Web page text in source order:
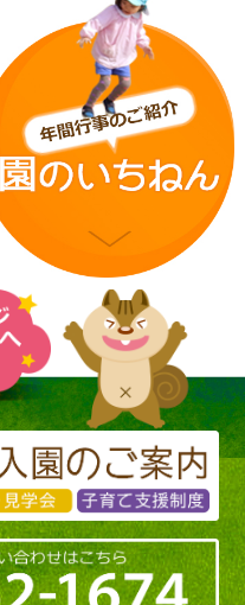
とを考え
しませんよ
かった
ょうね☃
作ろうね☃
・。
と
います。
ました。
うですので
き